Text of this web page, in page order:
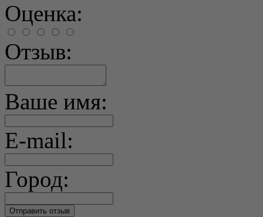
Оценка:
Отзыв:
Ваше имя:
E-mail:
Город: